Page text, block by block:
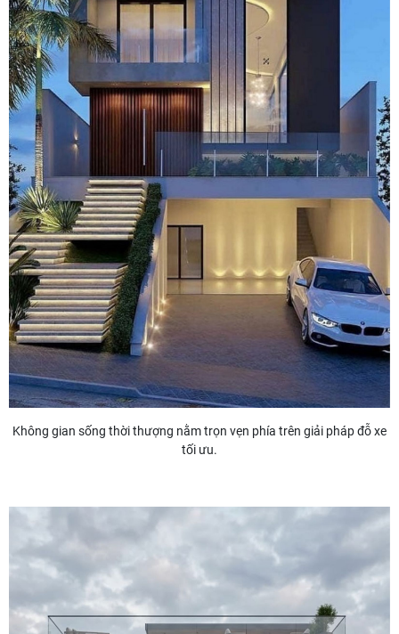
Không gian sống thời thượng nằm trọn vẹn phía trên giải pháp đỗ xe
tối ưu.